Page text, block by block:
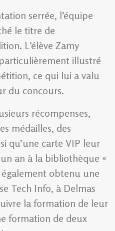
serrée, l’équipe
le titre de
L’élève Zamy
illustré
ce qui lui a valu
du concours.
récompenses,
médailles, des
qu’une carte VIP leur
an à la bibliothèque «
obtenu une
Tech Info, à Delmas
la formation de leur
formation de deux